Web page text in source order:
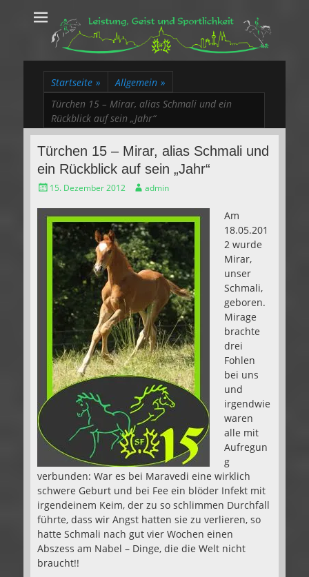
Leistung, Geist
und Sportlichkeit
Trakehner aus dem Herzen des Rheinlands
Startseite » Allgemein »
Türchen 15 – Mirar, alias Schmali und ein
Rückblick auf sein „Jahr“
Türchen 15 – Mirar, alias Schmali und
ein Rückblick auf sein „Jahr“
Gepostet
15. Dezember 2012 Autoradmin
Am
18.05.201
2 wurde
Mirar,
unser
Schmali,
geboren.
Mirage
brachte
drei
Fohlen
bei uns
und
irgendwie
waren
alle mit
Aufregun
g
verbunden: War es bei Maravedi eine wirklich
schwere Geburt und bei Fee ein blöder Infekt mit
irgendeinem Keim, der zu so schlimmen Durchfall
führte, dass wir Angst hatten sie zu verlieren, so
hatte Schmali nach gut vier Wochen einen
Abszess am Nabel – Dinge, die die Welt nicht
braucht!!